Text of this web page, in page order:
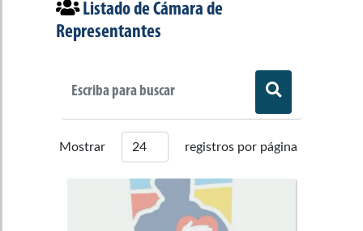
Listado deCámara de
Representantes
Mostrar registros por página